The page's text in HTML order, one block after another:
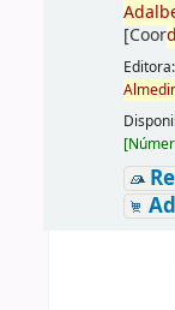
[Coor
Editora:
[